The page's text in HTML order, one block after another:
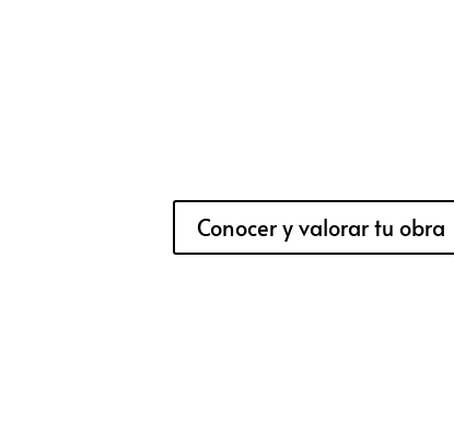
Conocer y valorar tu obra